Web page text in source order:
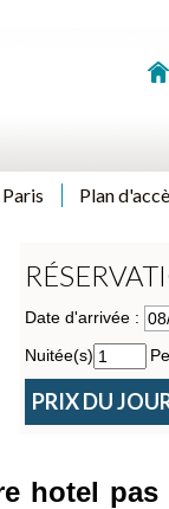
Plan
Date d'arrivée :
Nuitée(s)
PRIX DU
hotel pas